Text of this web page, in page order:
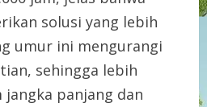
solusi yang lebih
umur ini mengurangi
sehingga lebih
panjang dan